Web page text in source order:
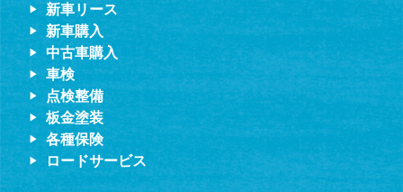
新車リース
新車購入
中古車購入
車検
点検整備
板金塗装
各種保険
ロードサービス